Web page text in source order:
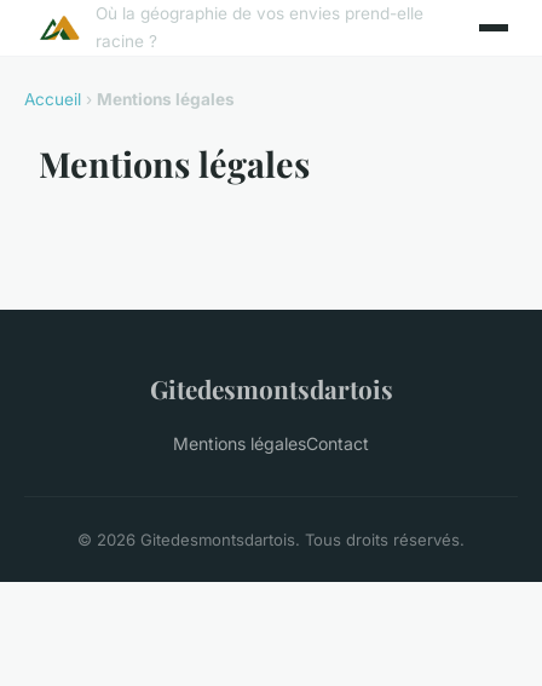
Où la géographie de vos envies prend-elle
racine ?
Accueil › Mentions légales
Mentions légales
Gitedesmontsdartois
Mentions légalesContact
© 2026 Gitedesmontsdartois. Tous droits réservés.